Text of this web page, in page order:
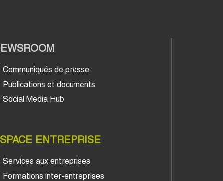
Communiqués de presse
Publications et documents
Social Media Hub
ENTREPRISE
Services aux entreprises
Formations inter-entreprises